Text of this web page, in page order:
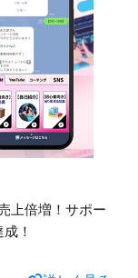
上倍増！サポー
！